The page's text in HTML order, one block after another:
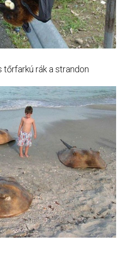
tőrfarkú rák a strandon